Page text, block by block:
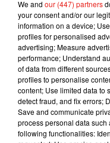
mardi à 7h55, avant de
mai.
Musique
We and our (447) partners
your consent and/or our
information on a device;
profiles for personalised
advertising; Measure
performance; Understand
of data from different
profiles to personalise
content; Use limited data to
detect fraud, and fix errors;
Save and communicate
process personal data
following functionalities: